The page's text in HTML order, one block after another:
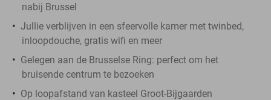
nabij Brussel
Jullie verblijven in een sfeervolle kamer met twinbed,
inloopdouche, gratis wifi en meer
Gelegen aan de Brusselse Ring: perfect om het
bruisende centrum te bezoeken
Op loopafstand van kasteel Groot-Bijgaarden